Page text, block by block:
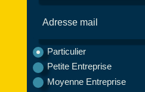
Particulier
Petite Entreprise
Moyenne Entreprise